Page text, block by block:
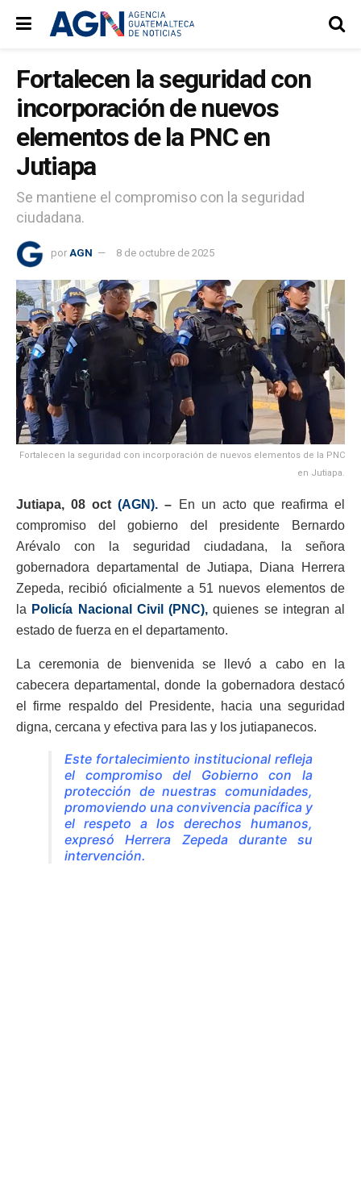
Fortalecen la seguridad con
incorporación de nuevos
elementos de la PNC en
Jutiapa
Se mantiene el compromiso con la seguridad
ciudadana.
por AGN 8 de octubre de 2025
Fortalecen la seguridad con incorporación de nuevos elementos de la PNC
en Jutiapa.
Jutiapa, 08 oct(AGN). – En un acto que reafirma el
compromiso del gobierno del presidente Bernardo
Arévalo con la seguridad ciudadana, la señora
gobernadora departamental de Jutiapa, Diana Herrera
Zepeda, recibió oficialmente a 51 nuevos elementos de
la Policía Nacional Civil (PNC), quienes se integran al
estado de fuerza en el departamento.
La ceremonia de bienvenida se llevó a cabo en la
cabecera departamental, donde la gobernadora destacó
el firme respaldo del Presidente, hacia una seguridad
digna, cercana y efectiva para las y los jutiapanecos.
Este fortalecimiento institucional refleja
el compromiso del Gobierno con la
protección de nuestras comunidades,
promoviendo una convivencia pacífica y
el respeto a los derechos humanos,
expresó Herrera Zepeda durante su
intervención.